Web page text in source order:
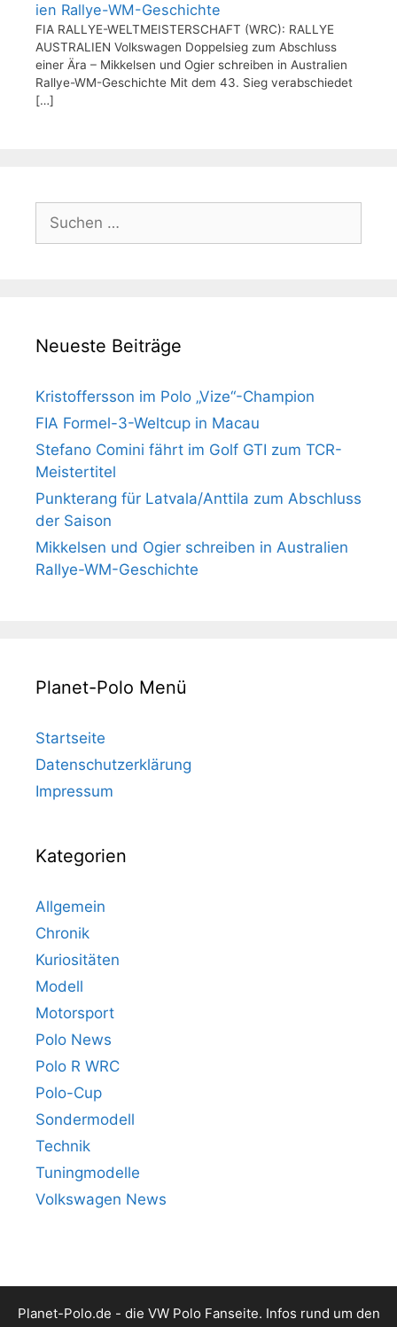
ien Rallye-WM-Geschichte
FIA RALLYE-WELTMEISTERSCHAFT (WRC): RALLYE
AUSTRALIEN Volkswagen Doppelsieg zum Abschluss
einer Ära – Mikkelsen und Ogier schreiben in Australien
Rallye-WM-Geschichte Mit dem 43. Sieg verabschiedet
[…]
Suchen
nach:
Neueste Beiträge
Kristoffersson im Polo „Vize“-Champion
FIA Formel-3-Weltcup in Macau
Stefano Comini fährt im Golf GTI zum TCR-
Meistertitel
Punkterang für Latvala/Anttila zum Abschluss
der Saison
Mikkelsen und Ogier schreiben in Australien
Rallye-WM-Geschichte
Planet-Polo Menü
Startseite
Datenschutzerklärung
Impressum
Kategorien
Allgemein
Chronik
Kuriositäten
Modell
Motorsport
Polo News
Polo R WRC
Polo-Cup
Sondermodell
Technik
Tuningmodelle
Volkswagen News
Planet-Polo.de - die VW Polo Fanseite. Infos rund um den